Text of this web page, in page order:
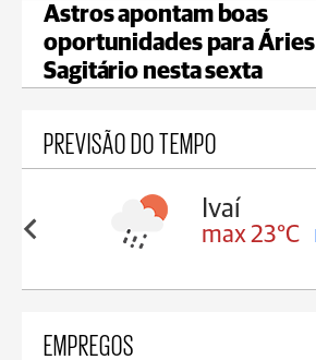
Astros apontam boas
oportunidades para Áries
Sagitário nesta sexta
PREVISÃO DO TEMPO
17°C
Ivaí
max 23°C
EMPREGOS